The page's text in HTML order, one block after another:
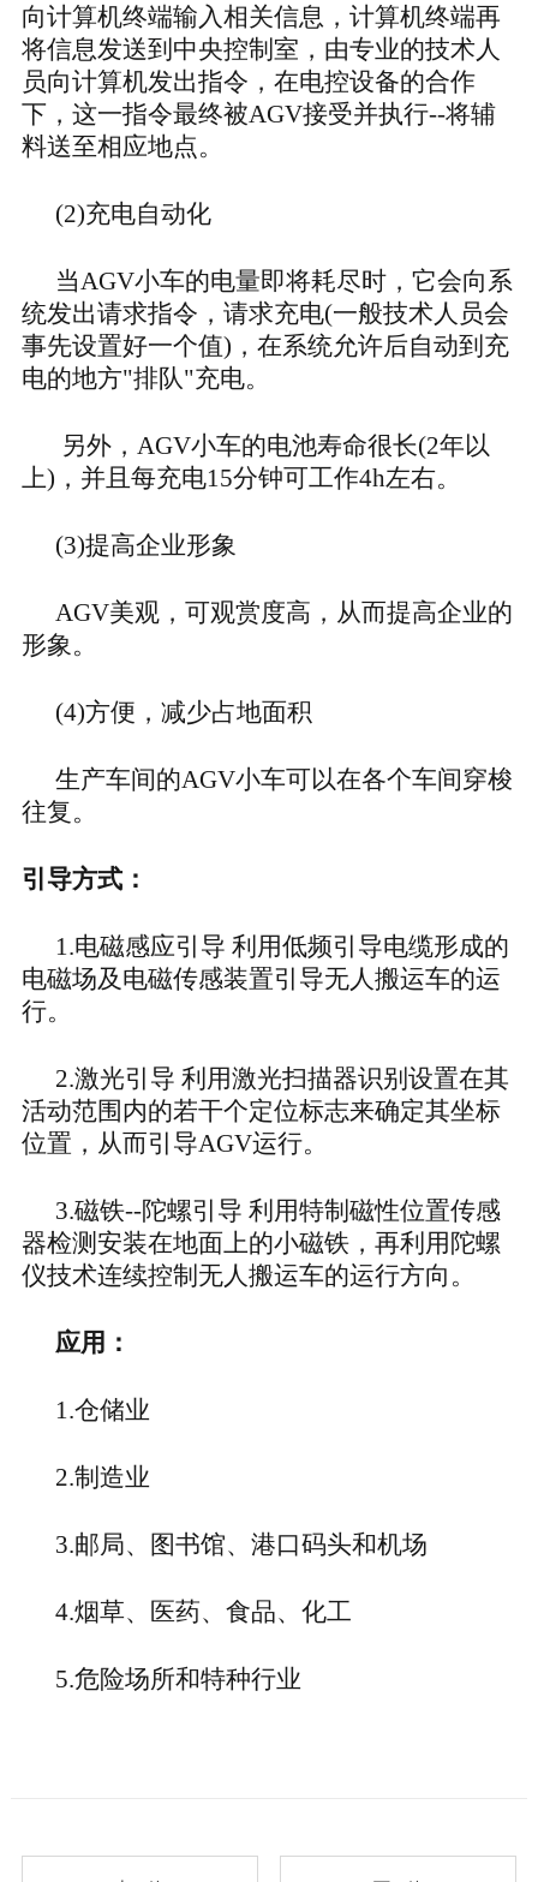
向计算机终端输入相关信息，计算机终端再
将信息发送到中央控制室，由专业的技术人
员向计算机发出指令，在电控设备的合作
下，这一指令最终被AGV接受并执行--将辅
料送至相应地点。
(2)充电自动化
当AGV小车的电量即将耗尽时，它会向系
统发出请求指令，请求充电(一般技术人员会
事先设置好一个值)，在系统允许后自动到充
电的地方"排队"充电。
另外， AGV小车的电池寿命很长(2年以
上)，并且每充电15分钟可工作4h左右。
(3)提高企业形象
AGV美观，可观赏度高，从而提高企业的
形象。
(4)方便，减少占地面积
生产车间的AGV小车可以在各个车间穿梭
往复。
引导方式：
1.电磁感应引导 利用低频引导电缆形成的
电磁场及电磁传感装置引导无人搬运车的运
行。
2.激光引导 利用激光扫描器识别设置在其
活动范围内的若干个定位标志来确定其坐标
位置，从而引导AGV运行。
3.磁铁--陀螺引导 利用特制磁性位置传感
器检测安装在地面上的小磁铁，再利用陀螺
仪技术连续控制无人搬运车的运行方向。
应用：
1.仓储业
2.制造业
3.邮局、图书馆、港口码头和机场
4.烟草、医药、食品、化工
5.危险场所和特种行业